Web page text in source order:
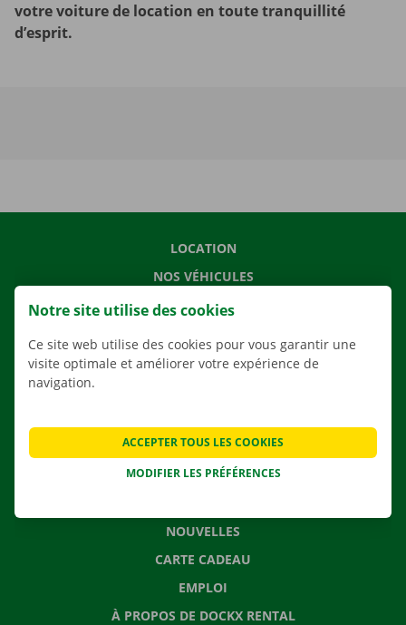
votre voiture de location en toute tranquillité
d’esprit.
LOCATION
NOS VÉHICULES
NOS SERVICES
APPLI
CONTACTEZ NOUS
NOUVELLES
CARTE CADEAU
EMPLOI
À PROPOS DE DOCKX RENTAL
Notre site utilise des cookies
Ce site web utilise des cookies pour vous garantir une
visite optimale et améliorer votre expérience de
navigation.
MODIFIER LES PRÉFÉRENCES
ACCEPTER TOUS LES COOKIES